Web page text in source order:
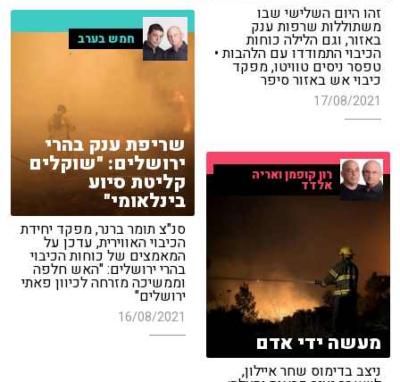
זהו היום השלישי שבו
משתוללות שרפות ענק
באזור, וגם הלילה כוחות
הכיבוי התמודדו עם הלהבות •
טפסר ניסים טוויטו, מפקד
כיבוי אש באזור סיפר
17/08/2021
חמש בערב
שריפת ענק בהרי
ירושלים: "שוקלים
קליטת סיוע
בינלאומי"
סנ"צ תומר ברנר, מפקד יחידת
הכיבוי האווירית, עדכן על
המאמצים של כוחות הכיבוי
בהרי ירושלים: "האש חלפה
וממשיכה מזרחה לכיוון פאתי
ירושלים"
16/08/2021
רון קופמן ואריה
אלדד
מעשה ידי אדם
ניצב בדימוס שחר איילון,